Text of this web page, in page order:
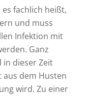
fachlich heißt,
und muss
Infektion mit
Ganz
in dieser Zeit
dem Husten
wird. Zu einer